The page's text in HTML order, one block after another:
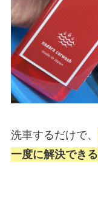
洗車するだけで、
一度に解決できる